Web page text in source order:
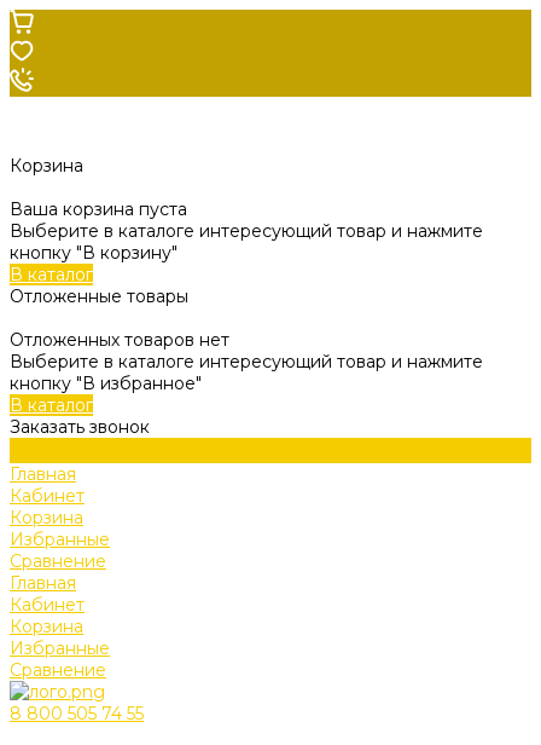
Корзина
Ваша корзина пуста
Выберите в каталоге интересующий товар и нажмите
кнопку "В корзину"
В каталог
Отложенные товары
Отложенных товаров нет
Выберите в каталоге интересующий товар и нажмите
кнопку "В избранное"
В каталог
Заказать звонок
Главная
Кабинет
Корзина
Избранные
Сравнение
Главная
Кабинет
Корзина
Избранные
Сравнение
8 800 505 74 55